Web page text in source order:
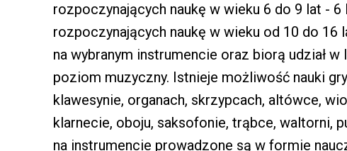
rozpoczynających naukę w wieku 6 do 9 lat - 6
rozpoczynających naukę w wieku od 10 do
na wybranym instrumencie oraz biorą udział
poziom muzyczny. Istnieje możliwość nauki
klawesynie, organach, skrzypcach, altówce,
klarnecie, oboju, saksofonie, trąbce, waltorni,
na instrumencie prowadzone są w formie